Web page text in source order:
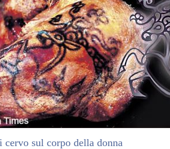
cervo sul corpo della donna